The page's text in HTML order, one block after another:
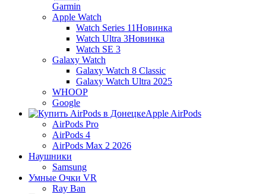
Garmin
Apple Watch
Watch Series 11Новинка
Watch Ultra 3Новинка
Watch SE 3
Galaxy Watch
Galaxy Watch 8 Classic
Galaxy Watch Ultra 2025
WHOOP
Google
Apple AirPods
AirPods Pro
AirPods 4
AirPods Max 2 2026
Наушники
Samsung
Умные Очки VR
Ray Ban